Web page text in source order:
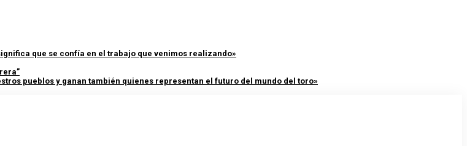
que se confía en el trabajo que venimos realizando»
pueblos y ganan también quienes representan el futuro del mundo del toro»